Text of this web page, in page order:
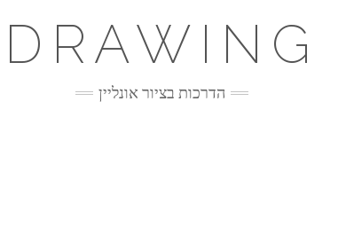
DRAWING
הדרכות בציור אונליין